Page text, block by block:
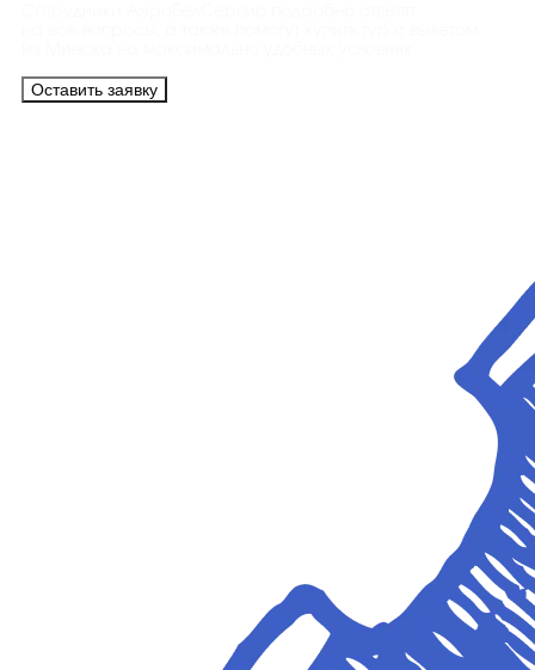
Оставить заявку